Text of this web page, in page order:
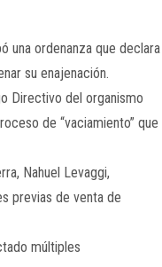
una ordenanza que declara
su enajenación.
Directivo del organismo
de “vaciamiento” que
Nahuel Levaggi,
previas de venta de
múltiples